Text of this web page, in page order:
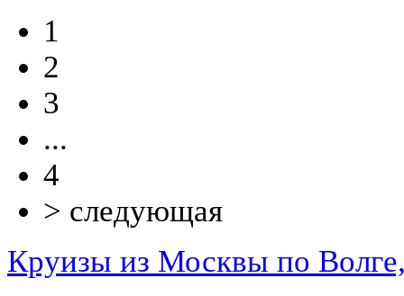
1
2
3
...
4
> cледующая
Круизы из Москвы по